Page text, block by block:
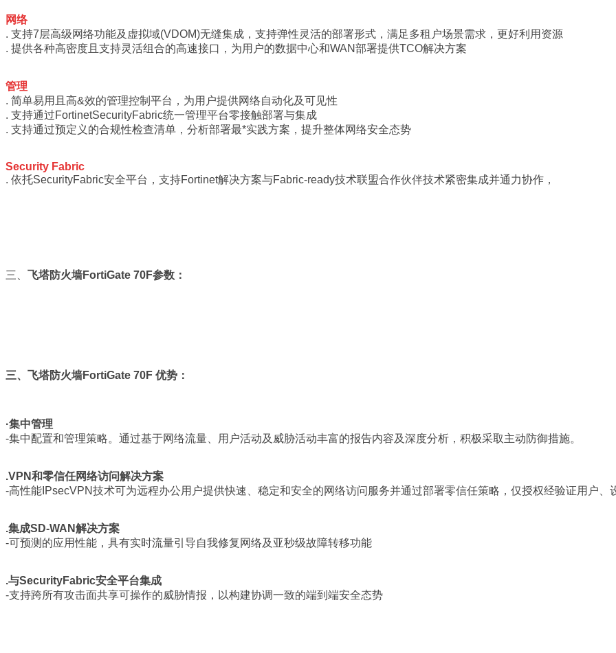
网络
. 支持7层高级网络功能及虚拟域(VDOM)无缝集成，支持弹性灵活的部署形式，满足多租户场景需求，更好利用资源
. 提供各种高密度且支持灵活组合的高速接口，为用户的数据中心和WAN部署提供TCO解决方案
管理
. 简单易用且高&效的管理控制平台，为用户提供网络自动化及可见性
. 支持通过FortinetSecurityFabric统一管理平台零接触部署与集成
. 支持通过预定义的合规性检查清单，分析部署最*实践方案， 提升整体网络安全态势
Security Fabric
. 依托SecurityFabric安全平台，支持Fortinet解决方案与Fabric-ready技术联盟合作伙伴技术紧密集成并通力协作，
三、 飞塔防火墙FortiGate 70F参数：
三、 飞塔防火墙FortiGate 70F 优势：
·集中管理
-集中配置和管理策略。通过基于网络流量、用户活动及威胁活动丰富的报告内容及深度分析，积极采取主动防御措施。
.VPN和零信任网络访问解决方案
-高性能IPsecVPN技术可为远程办公用 户提供快速、稳定和安全的网络访问服务并通过部署零信任策略，仅授权经验证用 户、
.集成SD-WAN解决方案
-可预测的应用性能，具有实时流量引导自我修复网络及亚秒级故障转移功能
.与SecurityFabric安全平台集成
-支持跨所有攻击面共享可操作的威胁情报，以构建协调一致的端到端安全态势